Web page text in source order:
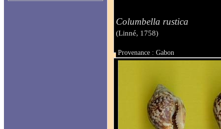
Columbella rustica
(Linné, 1758)
Provenance : Gabon
Taille : 14.9 mm